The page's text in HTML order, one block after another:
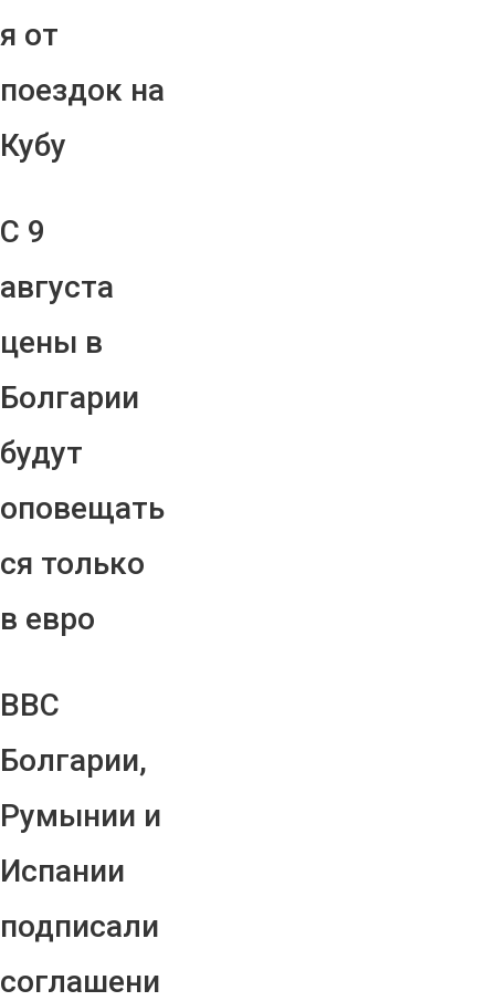
я от
поездок на
Кубу
С 9
августа
цены в
Болгарии
будут
оповещать
ся только
в евро
ВВС
Болгарии,
Румынии и
Испании
подписали
соглашени